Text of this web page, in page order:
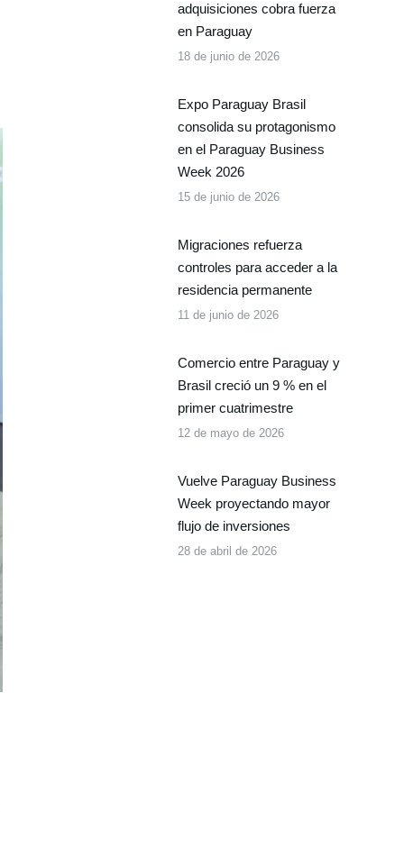
adquisiciones cobra fuerza
en Paraguay
18 de junio de 2026
Expo Paraguay Brasil
consolida su protagonismo
en el Paraguay Business
Week 2026
15 de junio de 2026
Migraciones refuerza
controles para acceder a la
residencia permanente
11 de junio de 2026
Comercio entre Paraguay y
Brasil creció un 9 % en el
primer cuatrimestre
12 de mayo de 2026
Vuelve Paraguay Business
Week proyectando mayor
flujo de inversiones
28 de abril de 2026